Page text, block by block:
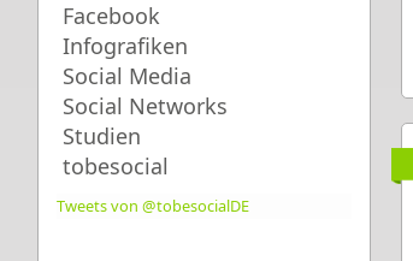
Facebook
Infografiken
Social Media
Social Networks
Studien
tobesocial
Tweets von @tobesocialDE